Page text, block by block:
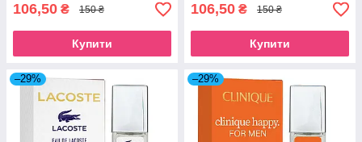
106,50 ₴ 150 ₴
Купити
106,50 ₴ 150 ₴
Купити
–29% –29%